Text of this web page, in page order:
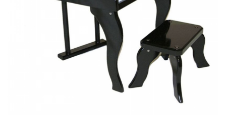
Seturi de cutite & accesorii
vanatoare si tactice
BINOCLURI & LUNETE
Prastii profesionale de vanatoare
Incubatoare oua
Mori cereale si furaje